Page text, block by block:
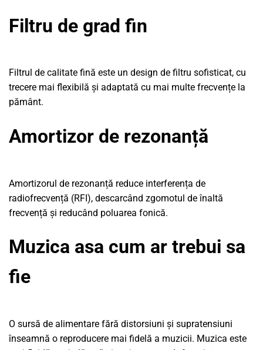
Filtru de grad fin
Filtrul de calitate fină este un design de filtru sofisticat, cu
trecere mai flexibilă și adaptată cu mai multe frecvențe la
pământ.
Amortizor de rezonanță
Amortizorul de rezonanță reduce interferența de
radiofrecvență (RFI), descarcând zgomotul de înaltă
frecvență și reducând poluarea fonică.
Muzica asa cum ar trebui sa
fie
O sursă de alimentare fără distorsiuni și supratensiuni
înseamnă o reproducere mai fidelă a muzicii. Muzica este